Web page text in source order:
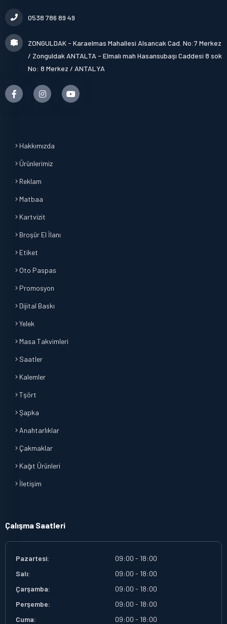
0538 786 89 49
ZONGULDAK - Karaelmas Mahallesi Alsancak Cad. No:7 Merkez
/ Zonguldak ANTALTA - Elmalı mah Hasansubaşı Caddesi 8 sok
No: 8 Merkez / ANTALYA
Hakkımızda
Ürünlerimiz
Reklam
Matbaa
Kartvizit
Broşür El İlanı
Etiket
Oto Paspas
Promosyon
Dijital Baskı
Yelek
Masa Takvimleri
Saatler
Kalemler
Tşört
Şapka
Anahtarlıklar
Çakmaklar
Kağıt Ürünleri
İletişim
Çalışma Saatleri
Pazartesi:
09:00 - 18:00
Salı:
09:00 - 18:00
Çarşamba:
09:00 - 18:00
Perşembe:
09:00 - 18:00
Cuma:
09:00 - 18:00